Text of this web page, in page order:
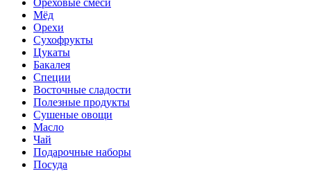
Мёд
Орехи
Сухофрукты
Цукаты
Бакалея
Специи
Восточные сладости
Полезные продукты
Сушеные овощи
Масло
Чай
Подарочные наборы
Посуда